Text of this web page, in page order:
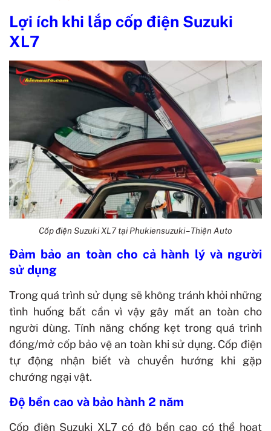
Lợi ích khi lắp cốp điện Suzuki
XL7
Cốp điện Suzuki XL7 tại Phukiensuzuki – Thiện Auto
Đảm bảo an toàn cho cả hành lý và người
sử dụng
Trong quá trình sử dụng sẽ không tránh khỏi những
tình huống bất cần vì vậy gây mất an toàn cho
người dùng. Tính năng chống kẹt trong quá trình
đóng/mở cốp bảo vệ an toàn khi sử dụng. Cốp điện
tự động nhận biết và chuyển hướng khi gặp
chướng ngại vật.
Độ bền cao và bảo hành 2 năm
Cốp điện Suzuki XL7 có độ bền cao có thể hoạt